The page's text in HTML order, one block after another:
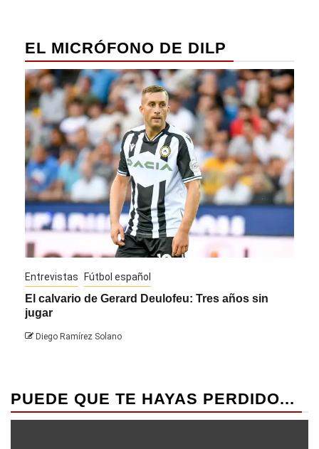
EL MICRÓFONO DE DILP
Entrevistas Fútbol español
El calvario de Gerard Deulofeu: Tres años sin
jugar
Diego Ramírez Solano
PUEDE QUE TE HAYAS PERDIDO...